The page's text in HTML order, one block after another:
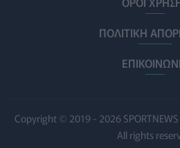
τον χρόνο για φάρμακα GLP-1
07/08/2026 -
παραθεριστές
ΥΓΕΊΑ 07/08/2026 - 11:57
ΠΟΛΙΤΙΚΗ
Copyright © 2019 - 2026
All rights